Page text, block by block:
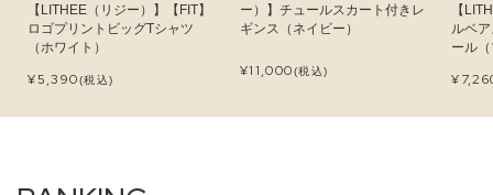
【LITHEE（リジー）】【FIT】
ロゴプリントビッグTシャツ
（ホワイト）
¥5,390(税込)
ー）】チュールスカート付きレ
ギンス（ネイビー）
¥11,000(税込)
【
ルベ
ール
¥